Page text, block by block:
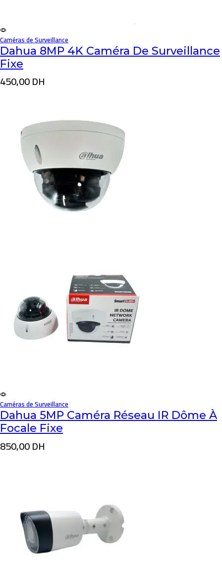
Caméras de Surveillance
Dahua 8MP 4K Caméra De Surveillance
Fixe
450,00DH
Caméras de Surveillance
Dahua 5MP Caméra Réseau IR Dôme À
Focale Fixe
850,00DH